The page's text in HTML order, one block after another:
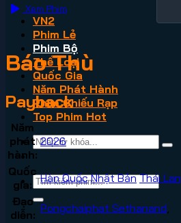
VN2
Phim Lẻ
Phim Bộ
Thể Loại
Quốc Gia
Năm Phát Hành
Phim Chiếu Rạp
Top Phim Hot
Xem Phim
Báo Thù
Payback
Năm
phát
hành:
2026
Quốc
gia:
Hàn Quốc Nhật Bản Thái Lan
Đạo
diễn: Pongchaiphat Sethanand